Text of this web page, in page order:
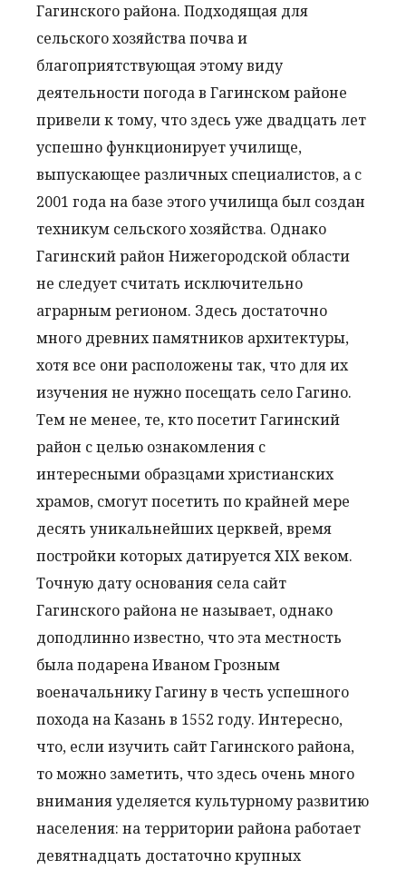
Гагинского района. Подходящая для
сельского хозяйства почва и
благоприятствующая этому виду
деятельности погода в Гагинском районе
привели к тому, что здесь уже двадцать лет
успешно функционирует училище,
выпускающее различных специалистов, а с
2001 года на базе этого училища был создан
техникум сельского хозяйства. Однако
Гагинский район Нижегородской области
не следует считать исключительно
аграрным регионом. Здесь достаточно
много древних памятников архитектуры,
хотя все они расположены так, что для их
изучения не нужно посещать село Гагино.
Тем не менее, те, кто посетит Гагинский
район с целью ознакомления с
интересными образцами христианских
храмов, смогут посетить по крайней мере
десять уникальнейших церквей, время
постройки которых датируется XIX веком.
Точную дату основания села сайт
Гагинского района не называет, однако
доподлинно известно, что эта местность
была подарена Иваном Грозным
военачальнику Гагину в честь успешного
похода на Казань в 1552 году. Интересно,
что, если изучить сайт Гагинского района,
то можно заметить, что здесь очень много
внимания уделяется культурному развитию
населения: на территории района работает
девятнадцать достаточно крупных